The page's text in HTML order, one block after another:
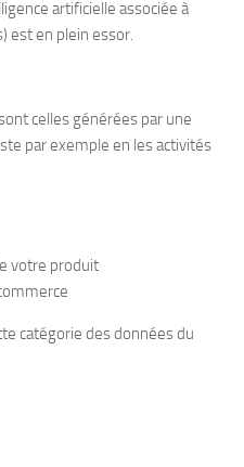
artificielle associée à
est en plein essor.
celles générées par une
par exemple en les activités
votre produit
catégorie des données du